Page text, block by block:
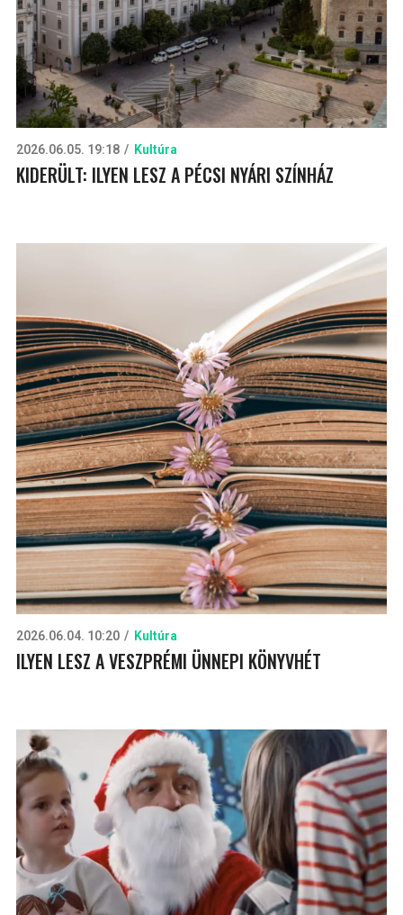
2026.06.05. 19:18 Kultúra
KIDERÜLT: ILYEN LESZ A PÉCSI NYÁRI SZÍNHÁZ
2026.06.04. 10:20 Kultúra
ILYEN LESZ A VESZPRÉMI ÜNNEPI KÖNYVHÉT